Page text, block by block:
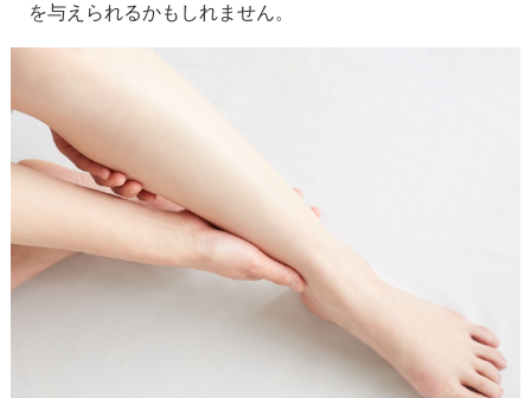
を与えられるかもしれません。